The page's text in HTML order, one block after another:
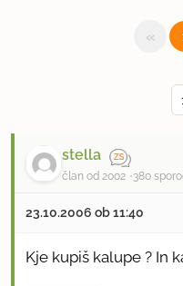
«
stella
član od 2002 380
23.10.2006 ob 11:40
Kje kupiš kalupe ? In